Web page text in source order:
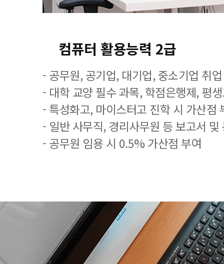
컴퓨터 활용능력 2급
- 공무원, 공기업, 대기업, 중소기업 취
- 대학 교양 필수 과목, 학점은행제, 평
- 특성화고, 마이스터고 진학 시 가산점
- 일반 사무직, 경리사무원 등 보고서 및
- 공무원 임용 시 0.5% 가산점 부여